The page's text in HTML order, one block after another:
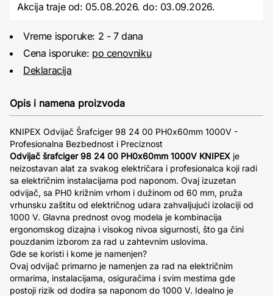
Akcija traje od: 05.08.2026.do: 03.09.2026.
Vreme isporuke: 2 - 7 dana
Cena isporuke: po cenovniku
Deklaracija
Opis i namena proizvoda
KNIPEX Odvijač Šrafciger 98 24 00 PH0x60mm 1000V -
Profesionalna Bezbednost i Preciznost
Odvijač šrafciger 98 24 00 PH0x60mm 1000V KNIPEX je
neizostavan alat za svakog električara i profesionalca koji radi
sa električnim instalacijama pod naponom. Ovaj izuzetan
odvijač, sa PH0 križnim vrhom i dužinom od 60 mm, pruža
vrhunsku zaštitu od električnog udara zahvaljujući izolaciji od
1000 V. Glavna prednost ovog modela je kombinacija
ergonomskog dizajna i visokog nivoa sigurnosti, što ga čini
pouzdanim izborom za rad u zahtevnim uslovima.
Gde se koristi i kome je namenjen?
Ovaj odvijač primarno je namenjen za rad na električnim
ormarima, instalacijama, osiguračima i svim mestima gde
postoji rizik od dodira sa naponom do 1000 V. Idealno je